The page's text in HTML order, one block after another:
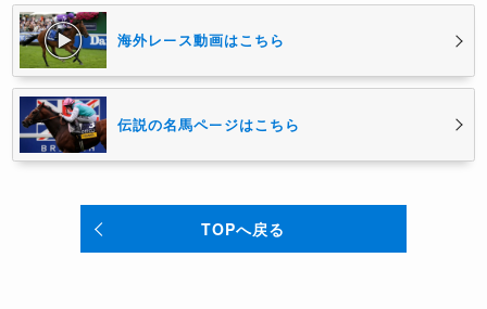
海外レース動画はこちら
伝説の名馬ページはこちら
TOPへ戻る